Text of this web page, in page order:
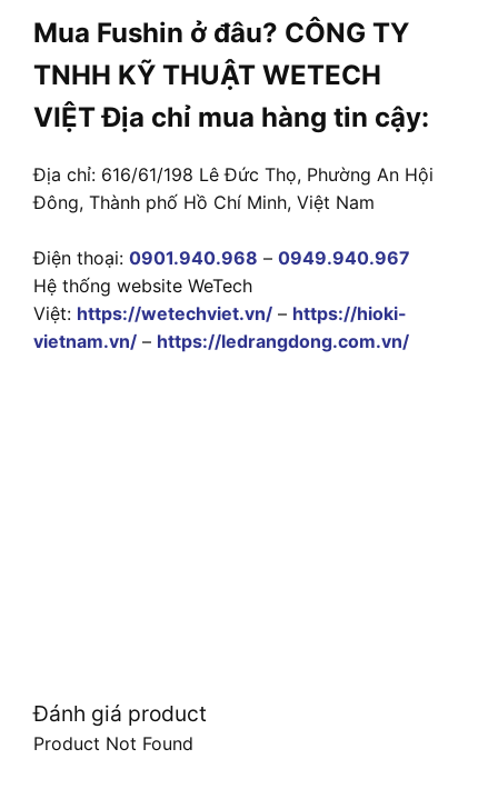
Mua Fushin ở đâu? CÔNG TY
TNHH KỸ THUẬT WETECH
VIỆT Địa chỉ mua hàng tin cậy:
Địa chỉ: 616/61/198 Lê Đức Thọ, Phường An Hội
Đông, Thành phố Hồ Chí Minh, Việt Nam
Điện thoại: 0901.940.968 – 0949.940.967
Hệ thống website WeTech
Việt: https://wetechviet.vn/ – https://hioki-
vietnam.vn/ – https://ledrangdong.com.vn/
Đánh giá product
Product Not Found